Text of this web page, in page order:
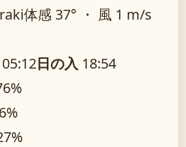
体感 37° ・ 風 1 m/s
05:12日の入 18:54